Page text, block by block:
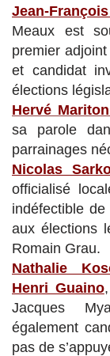
Jean-
Meaux est
premier
et candidat
élections
Hervé Mariton
sa parole
parrainages
Nicolas
officialisé
indéfectible de
aux élections
Romain Grau.
Nathalie
Henri Guaino
Jacques
également
pas de